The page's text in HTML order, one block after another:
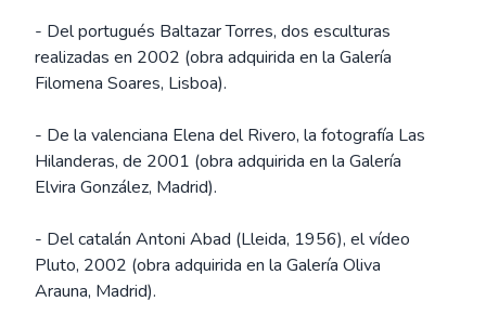
- Del portugués Baltazar Torres, dos esculturas
realizadas en 2002 (obra adquirida en la Galería
Filomena Soares, Lisboa).
- De la valenciana Elena del Rivero, la fotografía Las
Hilanderas, de 2001 (obra adquirida en la Galería
Elvira González, Madrid).
- Del catalán Antoni Abad (Lleida, 1956), el vídeo
Pluto, 2002 (obra adquirida en la Galería Oliva
Arauna, Madrid).